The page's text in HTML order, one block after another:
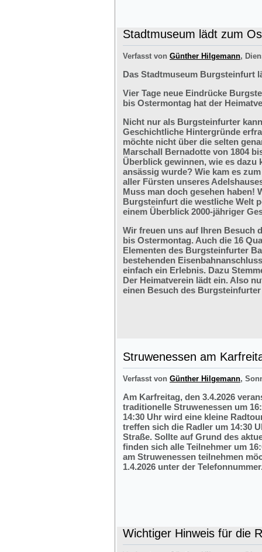
Stadtmuseum lädt zum
Verfasst von Günther Hilgemann,
Das Stadtmuseum Burgsteinfurt
Vier Tage neue Eindrücke
bis Ostermontag hat der
Nicht nur als Burgsteinfurter
Geschichtliche Hintergründe
möchte nicht über die selten
Marschall Bernadotte von 1804
Überblick gewinnen, wie es dazu
ansässig wurde? Wie kam es
aller Fürsten unseres
Muss man doch gesehen haben!
Burgsteinfurt die westliche Welt
einem Überblick 2000-jähriger
Wir freuen uns auf Ihren Besuch
bis Ostermontag. Auch die 16
Elementen des Burgsteinfurter
bestehenden
einfach ein Erlebnis. Dazu
Der Heimatverein lädt ein. Also
einen Besuch des
Struwenessen am
Verfasst von Günther Hilgemann,
Am Karfreitag, den 3.4.2026
traditionelle Struwenessen um
14:30 Uhr wird eine kleine
treffen sich die Radler um 14:30
Straße. Sollte auf Grund des
finden sich alle Teilnehmer um
am Struwenessen teilnehmen
1.4.2026 unter der
Wichtiger Hinweis für die